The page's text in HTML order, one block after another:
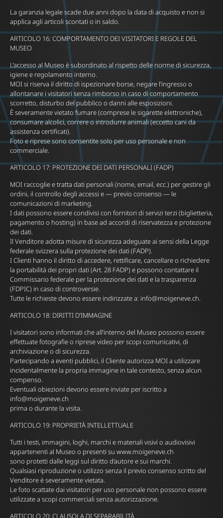
La garanzia legale scade due anni dopo la data di acquisto e non si
applica agli articoli scontati o in saldo.
ARTICOLO 16: COMPORTAMENTO DEI VISITATORI E REGOLE DEL
MUSEO
L’accesso al Museo è subordinato al rispetto delle norme di sicurezza,
igiene e regolamento interno.
MOI si riserva il diritto di ispezionare borse, negare l’ingresso o
allontanare i visitatori senza rimborso in caso di comportamento
scorretto, disturbo del pubblico o danni alle esposizioni.
È severamente vietato fumare (comprese le sigarette elettroniche),
consumare alcolici, correre o introdurre animali (eccetto cani da
assistenza certificati).
Foto e riprese sono consentite solo per uso personale e non
commerciale.
ARTICOLO 17: PROTEZIONE DEI DATI PERSONALI (FADP)
MOI raccoglie e tratta dati personali (nome, email, ecc.) per gestire gli
ordini, il controllo degli accessi e — previo consenso — le
comunicazioni di marketing.
I dati possono essere condivisi con fornitori di servizi terzi (biglietteria,
pagamento o hosting) in base ad accordi di riservatezza e protezione
dei dati.
Il Venditore adotta misure di sicurezza adeguate ai sensi della Legge
federale svizzera sulla protezione dei dati (FADP).
I Clienti hanno il diritto di accedere, rettificare, cancellare o richiedere
la portabilità dei propri dati (Art. 28 FADP) e possono contattare il
Commissario federale per la protezione dei dati e la trasparenza
(FDPIC) in caso di controversie.
Tutte le richieste devono essere indirizzate a: info@moigeneve.ch.
ARTICOLO 18: DIRITTI D’IMMAGINE
I visitatori sono informati che all’interno del Museo possono essere
effettuate fotografie o riprese video per scopi comunicativi, di
archiviazione o di sicurezza.
Partecipando a eventi pubblici, il Cliente autorizza MOI a utilizzare
incidentalmente la propria immagine in tale contesto, senza alcun
compenso.
Eventuali obiezioni devono essere inviate per iscritto a
info@moigeneve.ch
prima o durante la visita.
ARTICOLO 19: PROPRIETÀ INTELLETTUALE
Tutti i testi, immagini, loghi, marchi e materiali visivi o audiovisivi
appartenenti al Museo o presenti su www.moigeneve.ch
sono protetti dalle leggi sul diritto d’autore e sui marchi.
Qualsiasi riproduzione o utilizzo senza il previo consenso scritto del
Venditore è severamente vietata.
Le foto scattate dai visitatori per uso personale non possono essere
utilizzate a scopi commerciali senza autorizzazione.
ARTICOLO 20: CLAUSOLA DI SEPARABILITÀ